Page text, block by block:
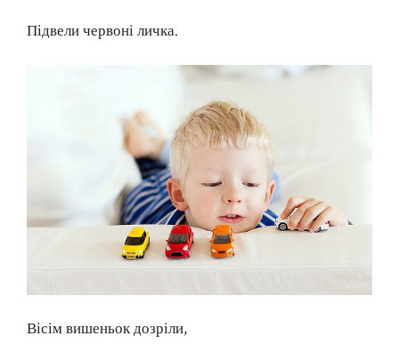
Підвели червоні личка.
Вісім вишеньок дозріли,